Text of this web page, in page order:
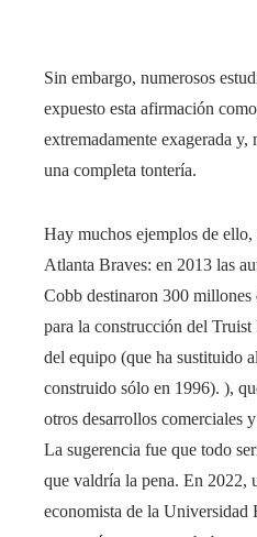
Sin embargo, numerosos
expuesto esta afirmación
extremadamente exagerada y,
una completa tontería.
Hay muchos ejemplos de ello,
Atlanta Braves: en 2013 las
Cobb destinaron 300
para la construcción del
del equipo (que ha sustituido
construido sólo en 1996). ),
otros desarrollos comerciales
La sugerencia fue que todo
que valdría la pena. En 2022,
economista de la Universidad